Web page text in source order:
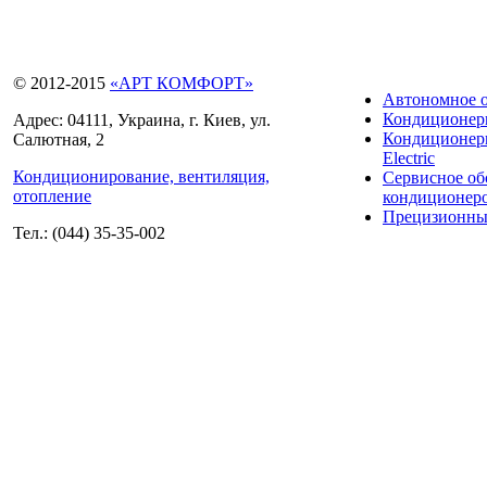
© 2012-2015 «АРТ КОМФОРТ»
Адрес: 04111, Украина, г. Киев, ул.
Салютная, 2
Кондиционирование, вентиляция,
отопление
Тел.: (044) 35-35-002
Автономное
Electric
Сервисное